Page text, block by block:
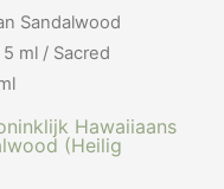
Sandalwood
ml / Sacred
Hawaiiaans
(Heilig